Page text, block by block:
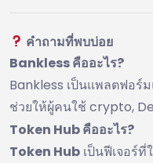
คำถามที่พบบ่อย
Bankless คืออะไร?
Bankless เป็นแพลตฟอร์
ช่วยให้ผู้คนใช้ crypto,
Token Hub คืออะไร?
Token Hub เป็นฟีเจอร์